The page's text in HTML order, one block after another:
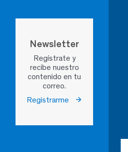
Newsletter
Regístrate y
recibe nuestro
contenido en tu
correo.
Registrarme